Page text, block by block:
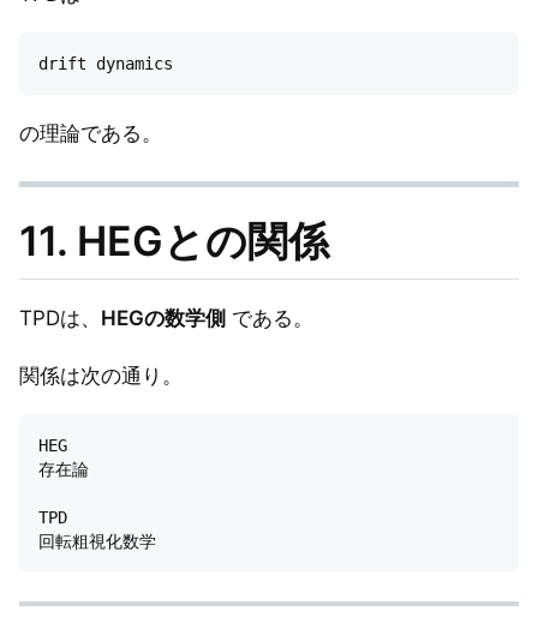
の理論である。
11. HEGとの関係
TPDは、 HEGの数学側 である。
関係は次の通り。
HEG
存在論
TPD